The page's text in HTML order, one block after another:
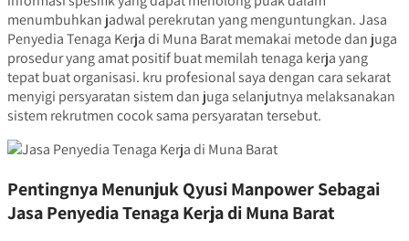
menumbuhkan jadwal perekrutan yang menguntungkan. Jasa
Penyedia Tenaga Kerja di Muna Barat memakai metode dan juga
prosedur yang amat positif buat memilah tenaga kerja yang
tepat buat organisasi. kru profesional saya dengan cara sekarat
menyigi persyaratan sistem dan juga selanjutnya melaksanakan
sistem rekrutmen cocok sama persyaratan tersebut.
Pentingnya Menunjuk Qyusi Manpower Sebagai
Jasa Penyedia Tenaga Kerja di Muna Barat